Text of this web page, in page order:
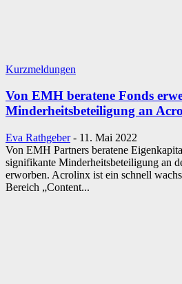
Kurzmeldungen
Von EMH beratene Fonds
Minderheitsbeteiligung an
Eva Rathgeber - 11. Mai 2022
Von EMH Partners beratene
signifikante Minderheitsbeteiligung an
erworben. Acrolinx ist ein schnell
Bereich „Content...